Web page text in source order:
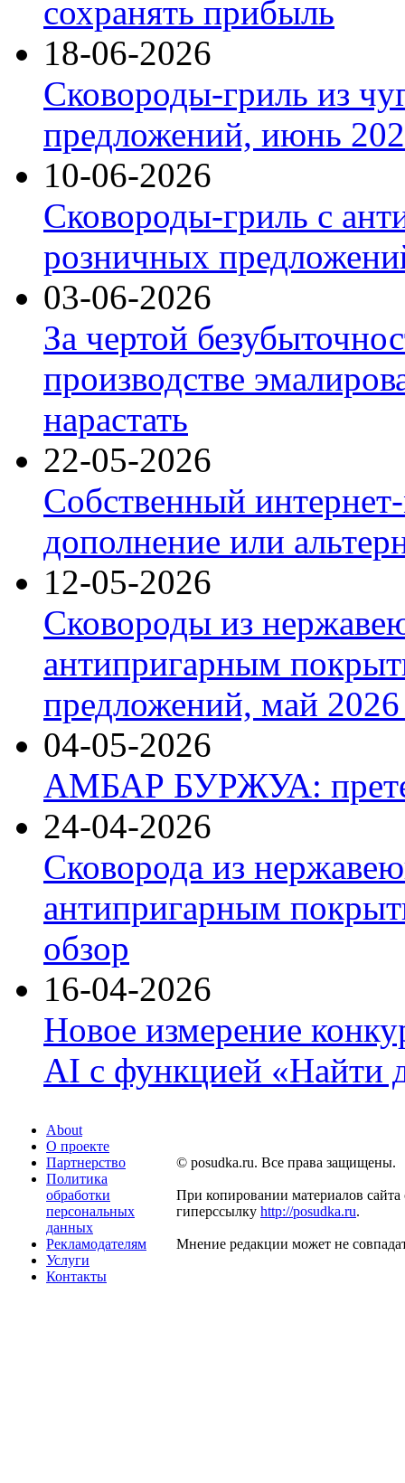
сохранять прибыль
18-06-2026
Сковороды-гриль из
предложений, июнь
10-06-2026
Сковороды-гриль с
розничных
03-06-2026
За чертой
производстве
нарастать
22-05-2026
Собственный
дополнение или
12-05-2026
Сковороды из
антипригарным
предложений, май 2026
04-05-2026
АМБАР БУРЖУА:
24-04-2026
Сковорода из
антипригарным
обзор
16-04-2026
Новое измерение
AI с функцией «Найти
About
О проекте
Партнерство
Политика
обработки
персональных
данных
Рекламодателям
Услуги
Контакты
© posudka.ru. Все права защищены.
При копировании материалов сайта
гиперссылку http://posudka.ru.
Мнение редакции может не